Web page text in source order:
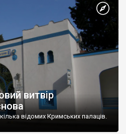
витвір
відомих Кримських палаців.